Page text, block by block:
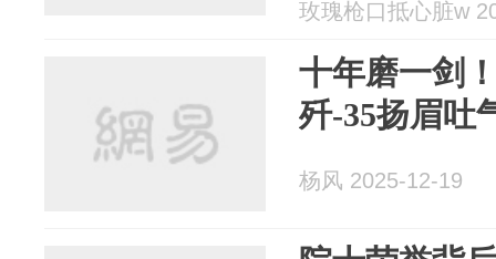
玫瑰枪口抵心脏w
十年磨一剑
歼-35扬眉吐
杨风 2025-12-19